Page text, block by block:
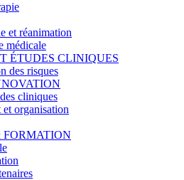
et réanimation
médicale
ÉTUDES CLINIQUES
des risques
cliniques
organisation